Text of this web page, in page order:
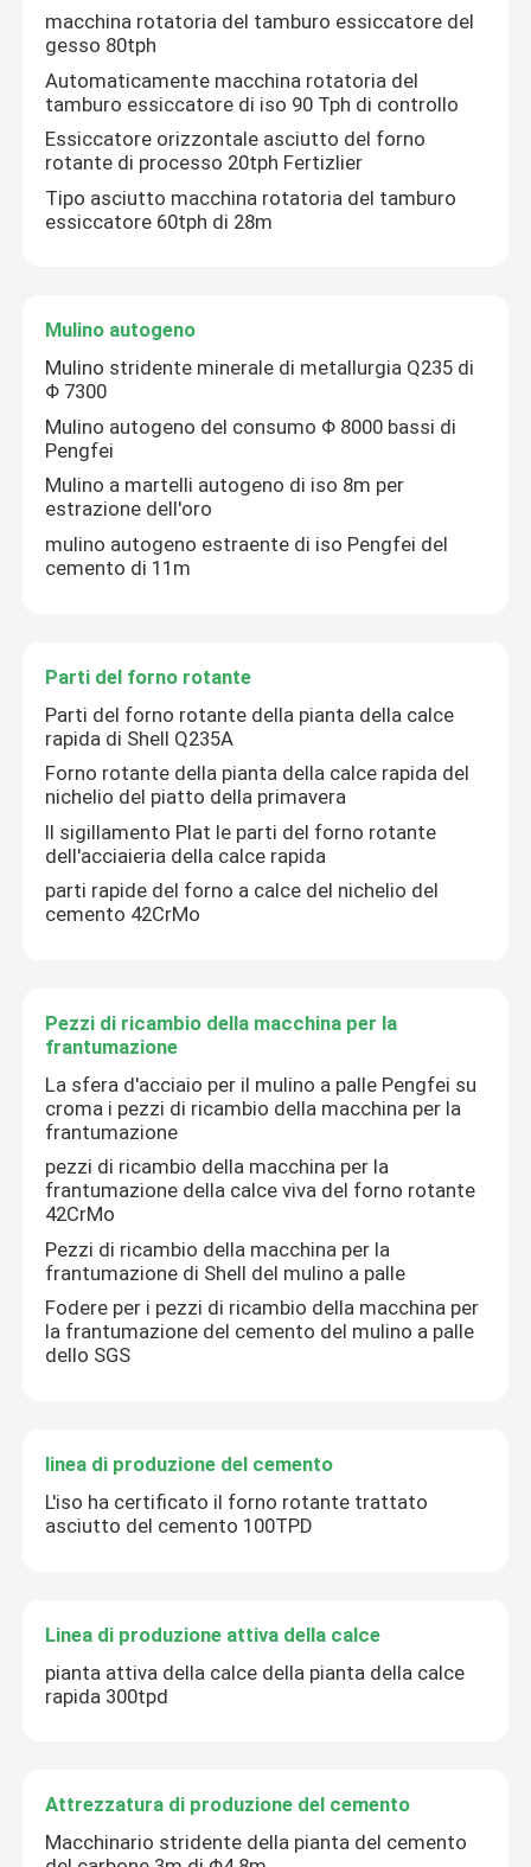
Stazione stridente del cemento
Pianta della calce idratata
Sistema del forno rotante
Pianta del fasciame sovrapposto di cemento
Macchina rotatoria del tamburo essiccatore
Mulino autogeno
macchina rotatoria del tamburo essiccatore del
gesso 80tph
Automaticamente macchina rotatoria del
tamburo essiccatore di iso 90 Tph di controllo
Essiccatore orizzontale asciutto del forno
rotante di processo 20tph Fertizlier
Tipo asciutto macchina rotatoria del tamburo
essiccatore 60tph di 28m
Mulino autogeno
Mulino stridente minerale di metallurgia Q235 di
Φ 7300
Mulino autogeno del consumo Φ 8000 bassi di
Pengfei
Mulino a martelli autogeno di iso 8m per
estrazione dell'oro
mulino autogeno estraente di iso Pengfei del
cemento di 11m
Parti del forno rotante
Parti del forno rotante della pianta della calce
rapida di Shell Q235A
Forno rotante della pianta della calce rapida del
nichelio del piatto della primavera
Il sigillamento Plat le parti del forno rotante
dell'acciaieria della calce rapida
parti rapide del forno a calce del nichelio del
cemento 42CrMo
Pezzi di ricambio della macchina per la
frantumazione
La sfera d'acciaio per il mulino a palle Pengfei su
croma i pezzi di ricambio della macchina per la
frantumazione
pezzi di ricambio della macchina per la
frantumazione della calce viva del forno rotante
42CrMo
Pezzi di ricambio della macchina per la
frantumazione di Shell del mulino a palle
Fodere per i pezzi di ricambio della macchina per
la frantumazione del cemento del mulino a palle
dello SGS
linea di produzione del cemento
L'iso ha certificato il forno rotante trattato
asciutto del cemento 100TPD
Linea di produzione attiva della calce
pianta attiva della calce della pianta della calce
rapida 300tpd
Attrezzatura di produzione del cemento
Macchinario stridente della pianta del cemento